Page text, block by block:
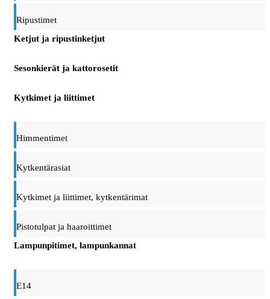
Ripustimet
Ketjut ja ripustinketjut
Sesonkierät ja kattorosetit
Kytkimet ja liittimet
Himmentimet
Kytkentärasiat
Kytkimet ja liittimet, kytkentärimat
Pistotulpat ja haaroittimet
Lampunpitimet, lampunkannat
E14